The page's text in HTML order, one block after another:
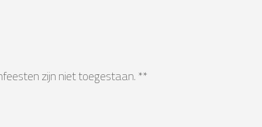
zijn niet toegestaan. **